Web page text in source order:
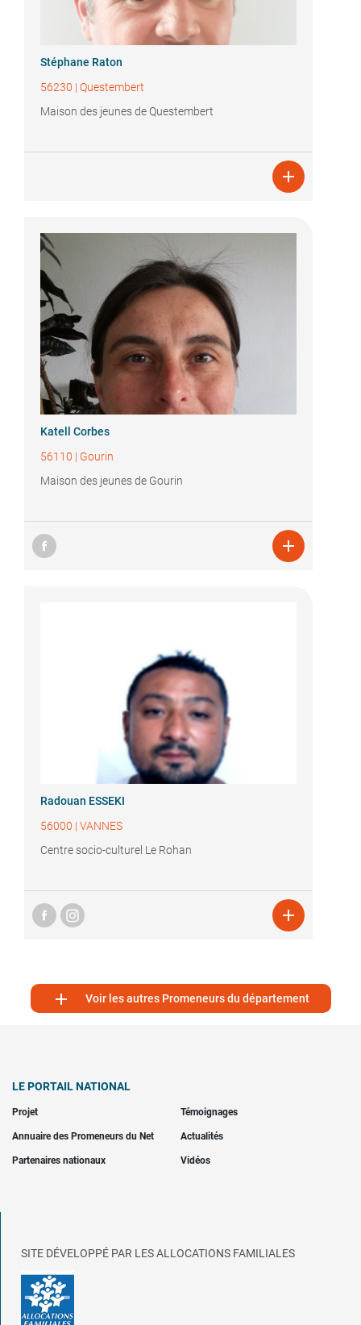
Stéphane Raton
56230 | Questembert
Maison des jeunes de Questembert

Katell Corbes
56110 | Gourin
Maison des jeunes de Gourin

Radouan ESSEKI
56000 | VANNES
Centre socio-culturel Le Rohan

 Voir les autres Promeneurs du département
LE PORTAIL NATIONAL
Projet Témoignages
Annuaire des Promeneurs du Net Actualités
Partenaires nationaux Vidéos
SITE DÉVELOPPÉ PAR LES ALLOCATIONS FAMILIALES